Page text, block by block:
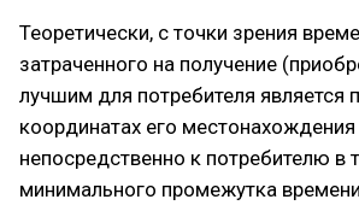
Теоретически, с точки зрения
затраченного на получение
лучшим для потребителя является
координатах его
непосредственно к потребителю в
минимального промежутка